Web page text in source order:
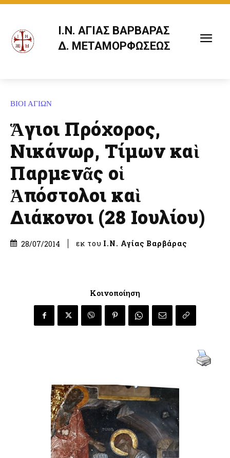
Ι.Ν. ΑΓΙΑΣ ΒΑΡΒΑΡΑΣ
Δ. ΜΕΤΑΜΟΡΦΩΣΕΩΣ
ΒΙΟΙ ΑΓΙΩΝ
Ἅγιοι Πρόχορος,
Νικάνωρ, Τίμων καὶ
Παρμενᾶς οἱ
Ἀπόστολοι καὶ
Διάκονοι (28 Ιουλίου)
28/07/2014 εκ του Ι.Ν. Αγίας Βαρβάρας
Κοινοποίηση